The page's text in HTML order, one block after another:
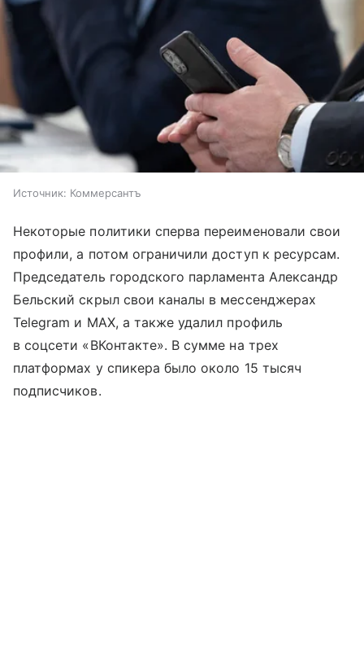
Источник: Коммерсантъ
Некоторые политики сперва переименовали свои
профили, а потом ограничили доступ к ресурсам.
Председатель городского парламента Александр
Бельский скрыл свои каналы в мессенджерах
Telegram и MAX, а также удалил профиль
в соцсети «ВКонтакте». В сумме на трех
платформах у спикера было около 15 тысяч
подписчиков.